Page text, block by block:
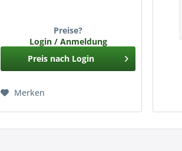
Preise?
Login / Anmeldung
Preis nach Login
Merken